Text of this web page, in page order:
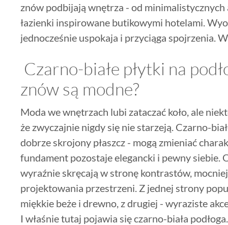
znów podbijają wnętrza - od
łazienki inspirowane butikowymi hotelami.
jednocześnie uspokaja i przyciąga spojrzenia.
Czarno-białe płytki na
znów są modne?
Moda we wnętrzach lubi zataczać koło, ale
że zwyczajnie nigdy się nie starzeją. Czarno-
dobrze skrojony płaszcz - mogą zmieniać
fundament pozostaje elegancki i pewny siebie.
wyraźnie skręcają w stronę kontrastów,
projektowania przestrzeni. Z jednej strony
miękkie beże i drewno, z drugiej - wyraziste
I właśnie tutaj pojawia się czarno-biała